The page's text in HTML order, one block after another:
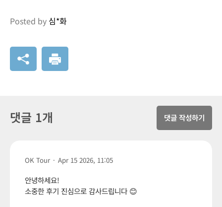
Posted by 심*화
댓글 1개 댓글 작성하기
OK Tour · Apr 15 2026, 11:05
안녕하세요!
소중한 후기 진심으로 감사드립니다 😊